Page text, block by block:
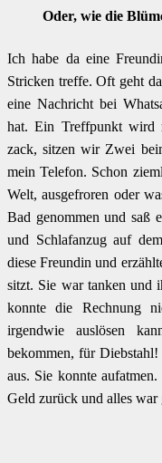
Oder, wie die
Ich habe da eine
Stricken treffe. Oft geht
eine Nachricht bei
hat. Ein Treffpunkt wird
zack, sitzen wir Zwei
mein Telefon. Schon
Welt, ausgefroren oder
Bad genommen und saß
und Schlafanzug auf
diese Freundin und
sitzt. Sie war tanken und
konnte die Rechnung
irgendwie auslösen
bekommen, für
aus. Sie konnte
Geld zurück und alles war